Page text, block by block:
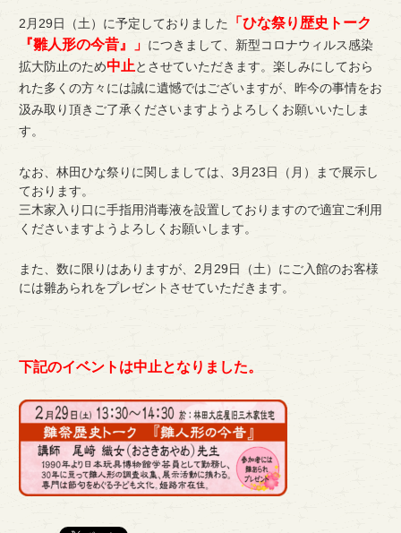
2月29日（土）に予定しておりました
「ひな祭り歴史トーク
『雛人形の今昔』」 につきまして、新型コロナウィルス感染
拡大防止のため中止とさせていただきます。楽しみにしておら
れた多くの方々には誠に遺憾ではございますが、昨今の事情をお
汲み取り頂きご了承くださいますようよろしくお願いいたしま
す。
なお、林田ひな祭りに関しましては、3月23日（月）まで展示し
ております。
三木家入り口に手指用消毒液を設置しておりますので適宜ご利用
くださいますようよろしくお願いします。
また、数に限りはありますが、2月29日（土）にご入館のお客様
には雛あられをプレゼントさせていただきます。
下記のイベントは中止となりました。